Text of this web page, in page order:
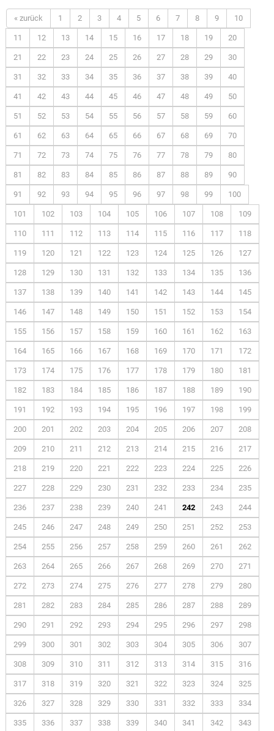
« zurück 1 2 3 4 5 6 7 8 9 10
11 12 13 14 15 16 17 18 19 20
21 22 23 24 25 26 27 28 29 30
31 32 33 34 35 36 37 38 39 40
41 42 43 44 45 46 47 48 49 50
51 52 53 54 55 56 57 58 59 60
61 62 63 64 65 66 67 68 69 70
71 72 73 74 75 76 77 78 79 80
81 82 83 84 85 86 87 88 89 90
91 92 93 94 95 96 97 98 99 100
101 102 103 104 105 106 107 108 109
110 111 112 113 114 115 116 117 118
119 120 121 122 123 124 125 126 127
128 129 130 131 132 133 134 135 136
137 138 139 140 141 142 143 144 145
146 147 148 149 150 151 152 153 154
155 156 157 158 159 160 161 162 163
164 165 166 167 168 169 170 171 172
173 174 175 176 177 178 179 180 181
182 183 184 185 186 187 188 189 190
191 192 193 194 195 196 197 198 199
200 201 202 203 204 205 206 207 208
209 210 211 212 213 214 215 216 217
218 219 220 221 222 223 224 225 226
227 228 229 230 231 232 233 234 235
236 237 238 239 240 241 242 243 244
245 246 247 248 249 250 251 252 253
254 255 256 257 258 259 260 261 262
263 264 265 266 267 268 269 270 271
272 273 274 275 276 277 278 279 280
281 282 283 284 285 286 287 288 289
290 291 292 293 294 295 296 297 298
299 300 301 302 303 304 305 306 307
308 309 310 311 312 313 314 315 316
317 318 319 320 321 322 323 324 325
326 327 328 329 330 331 332 333 334
335 336 337 338 339 340 341 342 343